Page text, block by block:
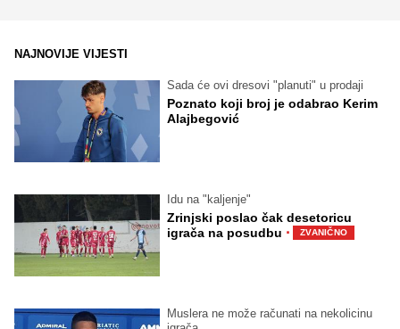
NAJNOVIJE VIJESTI
Sada će ovi dresovi "planuti" u prodaji
Poznato koji broj je odabrao Kerim
Alajbegović
Idu na "kaljenje"
Zrinjski poslao čak desetoricu
igrača na posudbu · ZVANIČNO
Muslera ne može računati na nekolicinu